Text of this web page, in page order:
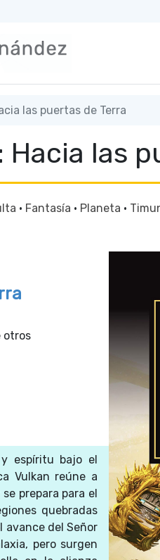
las puertas de Terra
Hacia las
· Fantasía · Planeta ·
otros
espíritu bajo el
Vulkan reúne a
prepara para el
quebradas
avance del Señor
pero surgen